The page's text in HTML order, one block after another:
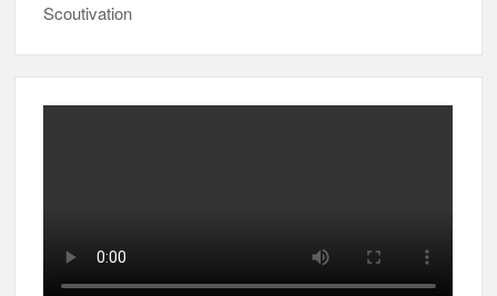
Scoutivation